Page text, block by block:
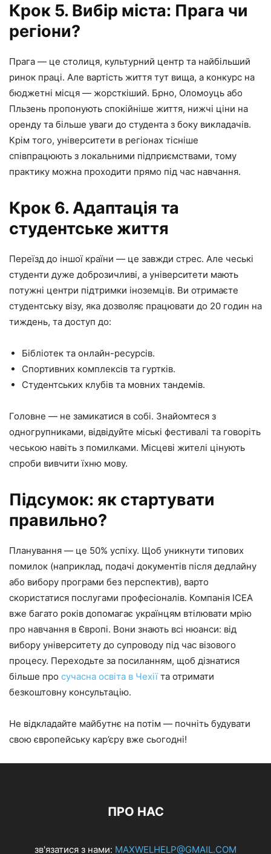
Крок 5. Вибір міста: Прага чи
регіони?
Прага — це столиця, культурний центр та найбільший
ринок праці. Але вартість життя тут вища, а конкурс на
бюджетні місця — жорсткіший. Брно, Оломоуць або
Пльзень пропонують спокійніше життя, нижчі ціни на
оренду та більше уваги до студента з боку викладачів.
Крім того, університети в регіонах тісніше
співпрацюють з локальними підприємствами, тому
практику можна проходити прямо під час навчання.
Крок 6. Адаптація та
студентське життя
Переїзд до іншої країни — це завжди стрес. Але чеські
студенти дуже доброзичливі, а університети мають
потужні центри підтримки іноземців. Ви отримаєте
студентську візу, яка дозволяє працювати до 20 годин на
тиждень, та доступ до:
Бібліотек та онлайн-ресурсів.
Спортивних комплексів та гуртків.
Cтудентських клубів та мовних тандемів.
Головне — не замикатися в собі. Знайомтеся з
одногрупниками, відвідуйте міські фестивалі та говоріть
чеською навіть з помилками. Місцеві жителі цінують
спроби вивчити їхню мову.
Підсумок: як стартувати
правильно?
Планування — це 50% успіху. Щоб уникнути типових
помилок (наприклад, подачі документів після дедлайну
або вибору програми без перспектив), варто
скористатися послугами професіоналів. Компанія ICEA
вже багато років допомагає українцям втілювати мрію
про навчання в Європі. Вони знають всі нюанси: від
вибору університету до супроводу під час візового
процесу. Переходьте за посиланням, щоб дізнатися
більше про сучасна освіта в Чехії та отримати
безкоштовну консультацію.
Не відкладайте майбутнє на потім — почніть будувати
свою європейську кар’єру вже сьогодні!
ПРО НАС
зв'язатися з нами: MAXWELHELP@GMAIL.COM